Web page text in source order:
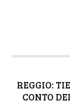
T
RREGGIO:
CONTO